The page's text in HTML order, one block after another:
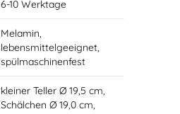
6-10 Werktage
Melamin,
lebensmittelgeeignet,
spülmaschinenfest
kleiner Teller Ø 19,5 cm,
Schälchen Ø 19,0 cm,